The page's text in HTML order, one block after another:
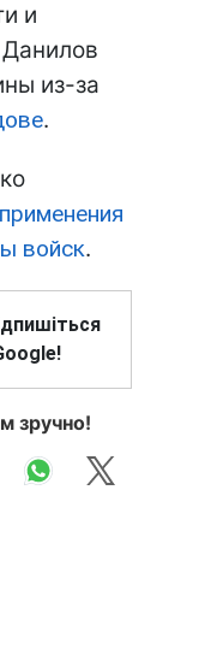
и
из-за
.
применения
войск.
зручно!